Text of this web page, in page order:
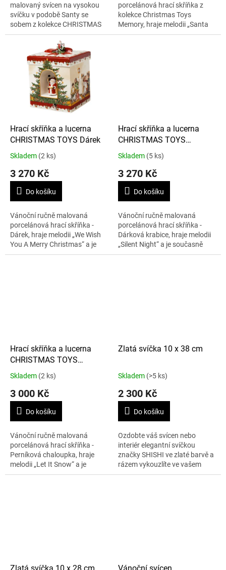
malovaný svícen na vysokou
svíčku v podobě Santy se
sobem z kolekce CHRISTMAS
TOYS MEMORY, výška 35 cm.
Svíčka není součástí balení.
porcelánová hrací skříňka z
kolekce Christmas Toys
Memory, hraje melodii „Santa
Claus Is Coming To Town“ a je
Hrací skříňka a lucerna
CHRISTMAS TOYS Dárek
Skladem (2 ks)
3 270 Kč
Do košíku
Vánoční ručně malovaná
porcelánová hrací skříňka -
Dárek, hraje melodii „We Wish
You A Merry Christmas“ a je
současně lucernou na čajové
Hrací skříňka a lucerna
CHRISTMAS TOYS
Dárková krabice
Skladem (5 ks)
3 270 Kč
Do košíku
Vánoční ručně malovaná
porcelánová hrací skříňka -
Dárková krabice, hraje melodii
„Silent Night“ a je současně
lucernou na čajové svíčky.
Hrací skříňka a lucerna
CHRISTMAS TOYS
Perníková chaloupka
Skladem (2 ks)
3 000 Kč
Do košíku
Vánoční ručně malovaná
porcelánová hrací skříňka -
Perníková chaloupka, hraje
melodii „Let It Snow“ a je
současně lucernou na čajové
Zlatá svíčka 10 x 38 cm
Skladem (>5 ks)
2 300 Kč
Do košíku
Ozdobte váš svícen nebo
interiér elegantní svíčkou
značky SHISHI ve zlaté barvě a
rázem vykouzlíte ve vašem
interiéru atmosféru palácových